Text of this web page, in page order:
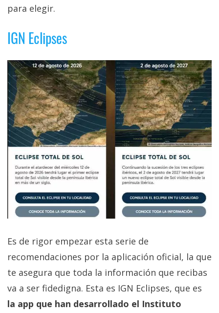
para elegir.
IGN Eclipses
Es de rigor empezar esta serie de
recomendaciones por la aplicación oficial, la que
te asegura que toda la información que recibas
va a ser fidedigna. Esta es IGN Eclipses, que es
la app que han desarrollado el Instituto